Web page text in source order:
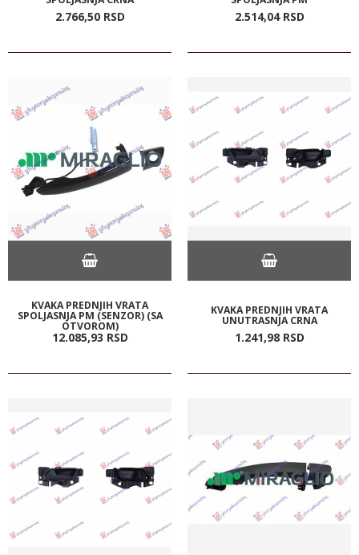
2.766,50 RSD 2.514,04 RSD
KVAKA PREDNJIH VRATA
SPOLJASNJA PM (SENZOR) (SA
OTVOROM)
12.085,93 RSD
KVAKA PREDNJIH VRATA
UNUTRASNJA CRNA
1.241,98 RSD